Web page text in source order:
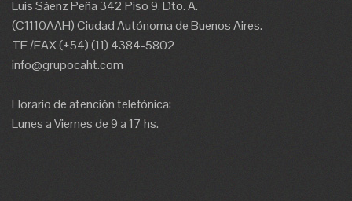
Luis Sáenz Peña 342 Piso 9, Dto. A.
(C1110AAH) Ciudad Autónoma de Buenos Aires.
TE /FAX (+54) (11) 4384-5802
info@grupocaht.com
Horario de atención telefónica:
Lunes a Viernes de 9 a 17 hs.